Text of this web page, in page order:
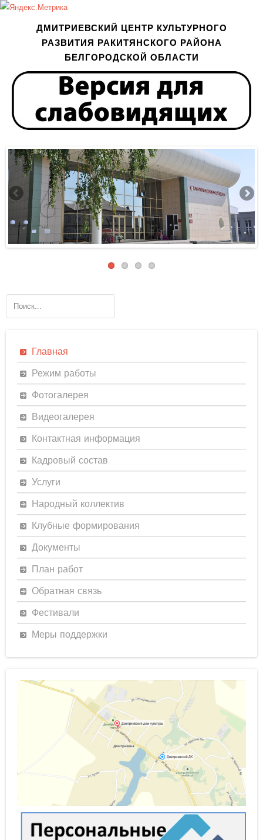
ДМИТРИЕВСКИЙ ЦЕНТР КУЛЬТУРНОГО
РАЗВИТИЯ РАКИТЯНСКОГО РАЙОНА
БЕЛГОРОДСКОЙ ОБЛАСТИ
Главная
Режим работы
Фотогалерея
Видеогалерея
Контактная информация
Кадровый состав
Услуги
Народный коллектив
Клубные формирования
Документы
План работ
Обратная связь
Фестивали
Меры поддержки